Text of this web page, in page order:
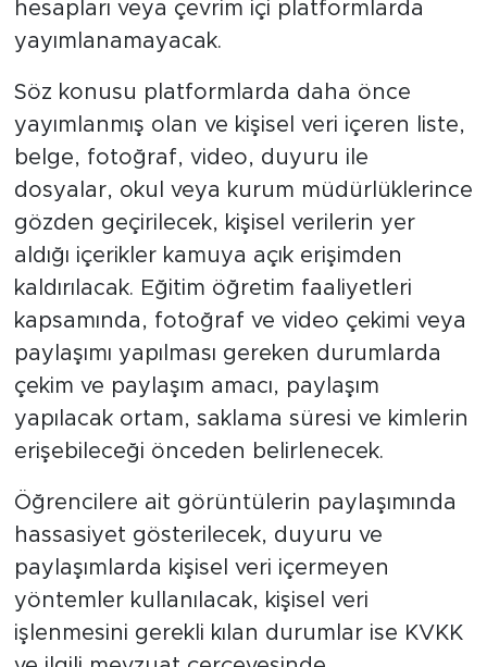
hesapları veya çevrim içi platformlarda
yayımlanamayacak.
Söz konusu platformlarda daha önce
yayımlanmış olan ve kişisel veri içeren liste,
belge, fotoğraf, video, duyuru ile
dosyalar, okul veya kurum müdürlüklerince
gözden geçirilecek, kişisel verilerin yer
aldığı içerikler kamuya açık erişimden
kaldırılacak. Eğitim öğretim faaliyetleri
kapsamında, fotoğraf ve video çekimi veya
paylaşımı yapılması gereken durumlarda
çekim ve paylaşım amacı, paylaşım
yapılacak ortam, saklama süresi ve kimlerin
erişebileceği önceden belirlenecek.
Öğrencilere ait görüntülerin paylaşımında
hassasiyet gösterilecek, duyuru ve
paylaşımlarda kişisel veri içermeyen
yöntemler kullanılacak, kişisel veri
işlenmesini gerekli kılan durumlar ise KVKK